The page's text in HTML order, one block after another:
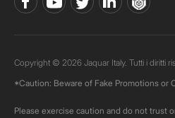
Copyright © 2026 Jaquar Italy. Tutti i diritti
*Caution: Beware of Fake Promotions or
Please exercise caution and do not trust